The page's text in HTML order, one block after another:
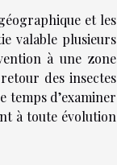
et les
valable plusieurs
à une zone
des insectes
temps d’examiner
à toute évolution